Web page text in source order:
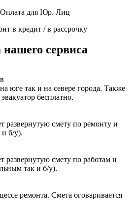
Оплата для Юр. Лиц
в кредит / в рассрочку
сервиса
юге так и на севере города. Также
бесплатно.
развернутую смету по ремонту и
и б/у).
развернутую смету по работам и
так и б/у).
ремонта. Смета оговаривается